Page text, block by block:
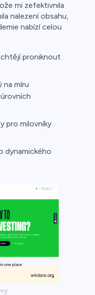
mi zefektivnila
nalezení obsahu,
nabízí celou
proniknout
na míru
pro milovníky
dynamického